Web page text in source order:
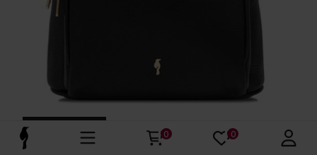
Czarny skórzany plecak damski
0 0